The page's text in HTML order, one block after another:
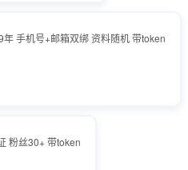
手机号+邮箱双绑 资料随机 带token
粉丝30+ 带token